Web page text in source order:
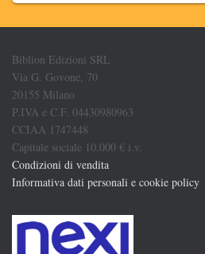
Biblion Edizioni SRL
Via G. Govone, 70
20155 Milano
P.IVA e C.F. 04430980963
CCIAA 1747448
Capitale sociale 10.000 € i.v.
Condizioni di vendita
Informativa dati personali e cookie policy